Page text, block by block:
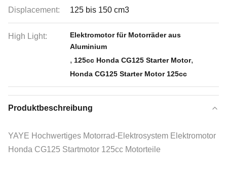
Displacement: 125 bis 150 cm3
High Light:
Elektromotor für Motorräder aus
Aluminium
, 125cc Honda CG125 Starter Motor,
Honda CG125 Starter Motor 125cc
Produktbeschreibung
YAYE Hochwertiges Motorrad-Elektrosystem Elektromotor
Honda CG125 Startmotor 125cc Motorteile